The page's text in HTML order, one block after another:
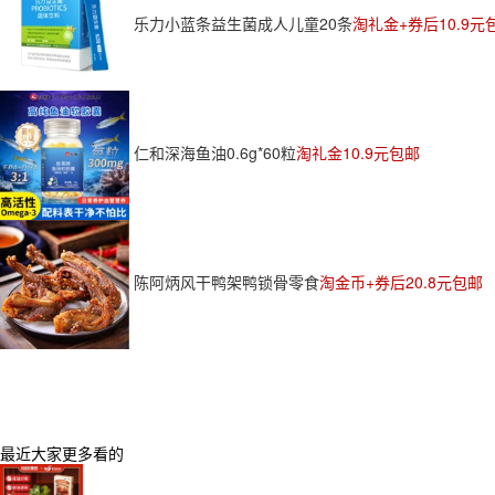
乐力小蓝条益生菌成人儿童20条淘礼金+券后10.9元
仁和深海鱼油0.6g*60粒淘礼金10.9元包邮
陈阿炳风干鸭架鸭锁骨零食淘金币+券后20.8元包邮
最近大家更多看的